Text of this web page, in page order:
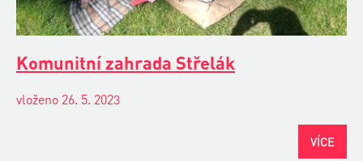
Komunitní zahrada Střelák
vloženo 26. 5. 2023
VÍCE